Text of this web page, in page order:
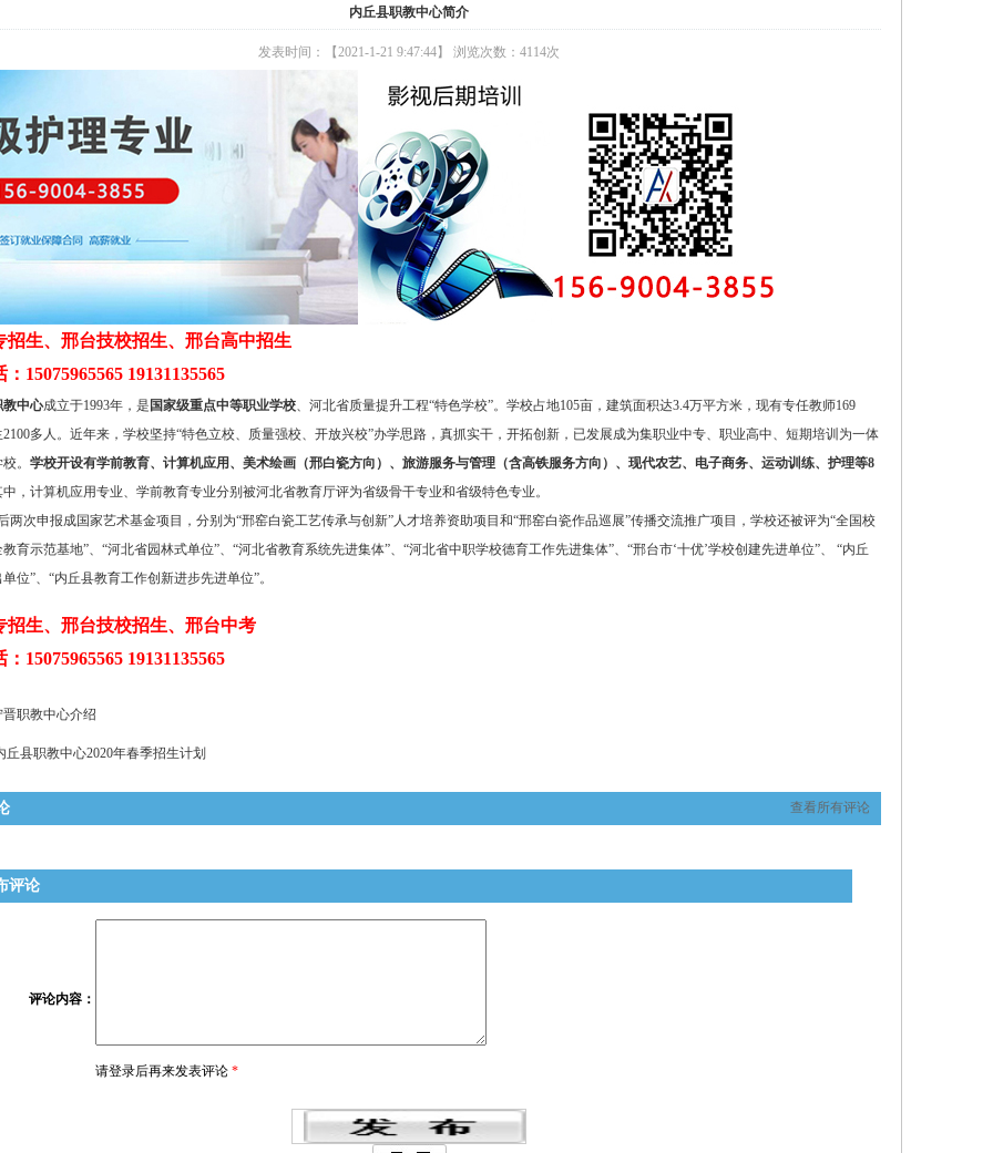
内丘县职教中心简介
发表时间：【2021-1-21 9:47:44】 浏览次数：4114次
招生、邢台技校招生、邢台高中招生
15075965565 19131135565
中心成立于1993年，是 国家级重点中等职业学校、河北省质量提升工程“特色学校”。学校占地105亩，建筑面积达3.4万平方米，现有专任教师169
多人。近年来，学校坚持“特色立校、质量强校、开放兴校”办学思路，真抓实干，开拓创新，已发展成为集职业中专、职业高中、短期培训为一体
。 学校开设有学前教育、计算机应用、美术绘画（邢白瓷方向）、旅游服务与管理（含高铁服务方向）、现代农艺、电子商务、运动训练、护理等8
中，计算机应用专业、学前教育专业分别被河北省教育厅评为省级骨干专业和省级特色专业。
次申报成国家艺术基金项目，分别为“邢窑白瓷工艺传承与创新”人才培养资助项目和“邢窑白瓷作品巡展”传播交流推广项目，学校还被评为“全国校
育示范基地”、“河北省园林式单位”、“河北省教育系统先进集体”、“河北省中职学校德育工作先进集体”、“邢台市‘十优’学校创建先进单位”、 “内丘
位”、“内丘县教育工作创新进步先进单位”。
招生、邢台技校招生、邢台中考
15075965565 19131135565
晋职教中心介绍
丘县职教中心2020年春季招生计划
查看所有评论
评论
评论内容：
请登录后再来发表评论 *